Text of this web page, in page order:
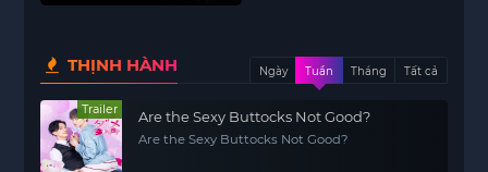
THỊNH HÀNH Ngày Tuần Tháng Tất cả
Trailer Are the Sexy Buttocks Not Good?
Are the Sexy Buttocks Not Good?